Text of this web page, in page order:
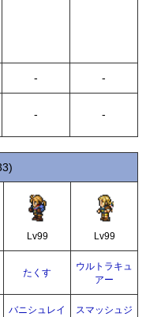
- -
- -
Lv99 Lv99
たくす
ウルトラキュ
アー
バニシュレイ スマッシュジ